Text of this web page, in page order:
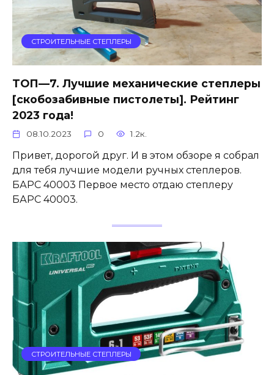
СТРОИТЕЛЬНЫЕ СТЕПЛЕРЫ
ТОП—7. Лучшие механические степлеры
[скобозабивные пистолеты]. Рейтинг
2023 года!
08.10.2023 0 1.2к.
Привет, дорогой друг. И в этом обзоре я собрал
для тебя лучшие модели ручных степлеров.
БАРС 40003 Первое место отдаю степлеру
БАРС 40003.
СТРОИТЕЛЬНЫЕ СТЕПЛЕРЫ